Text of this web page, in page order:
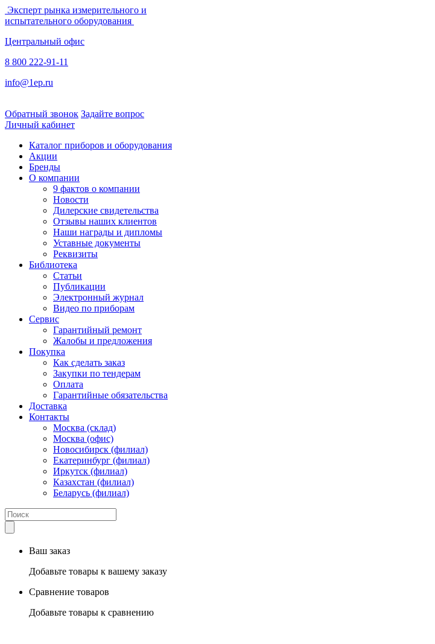
Эксперт рынка измерительного и
испытательного оборудования
Центральный офис
8 800 222-91-11
info@1ep.ru
Обратный звонок Задайте вопрос
Личный кабинет
Каталог приборов и оборудования
Акции
Бренды
О компании
9 фактов о компании
Новости
Дилерские свидетельства
Отзывы наших клиентов
Наши награды и дипломы
Уставные документы
Реквизиты
Библиотека
Статьи
Публикации
Электронный журнал
Видео по приборам
Сервис
Гарантийный ремонт
Жалобы и предложения
Покупка
Как сделать заказ
Закупки по тендерам
Оплата
Гарантийные обязательства
Доставка
Контакты
Москва (склад)
Москва (офис)
Новосибирск (филиал)
Екатеринбург (филиал)
Иркутск (филиал)
Казахстан (филиал)
Беларусь (филиал)
Ваш заказ
Добавьте товары к вашему заказу
Сравнение товаров
Добавьте товары к сравнению